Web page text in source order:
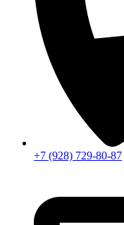
+7 (928) 729-80-87